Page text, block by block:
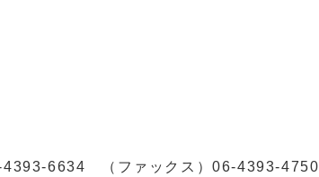
4393-6634 （ファックス）06-4393-4750